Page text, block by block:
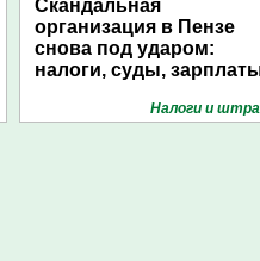
Скандальная
организация в Пензе
снова под ударом:
налоги, суды,
Налоги и